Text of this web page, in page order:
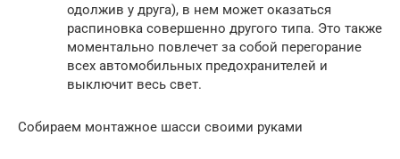
одолжив у друга), в нем может оказаться
распиновка совершенно другого типа. Это также
моментально повлечет за собой перегорание
всех автомобильных предохранителей и
выключит весь свет.
Собираем монтажное шасси своими руками